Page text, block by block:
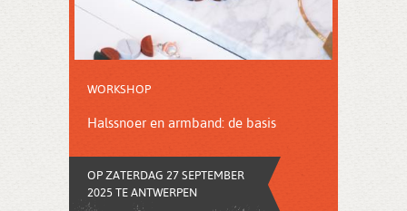
WORKSHOP
Halssnoer en armband: de basis
OP ZATERDAG 27 SEPTEMBER
2025 TE ANTWERPEN